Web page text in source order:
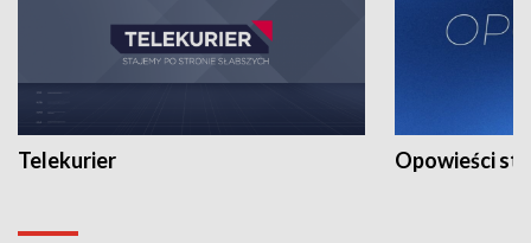
Telekurier Opowieści